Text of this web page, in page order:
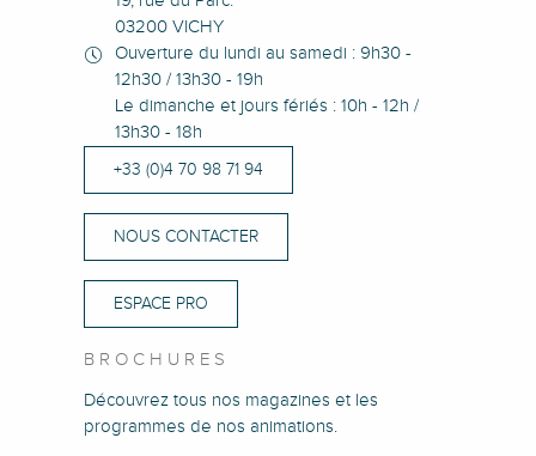
03200 VICHY
Ouverture du lundi au samedi : 9h30 -
12h30 / 13h30 - 19h
Le dimanche et jours fériés : 10h - 12h /
13h30 - 18h
+33 (0)4 70 98 71 94
NOUS CONTACTER
ESPACE PRO
BROCHURES
Découvrez tous nos magazines et les
programmes de nos animations.